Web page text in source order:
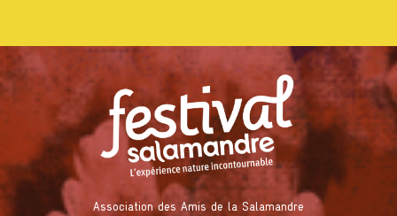
Association des Amis de la Salamandre